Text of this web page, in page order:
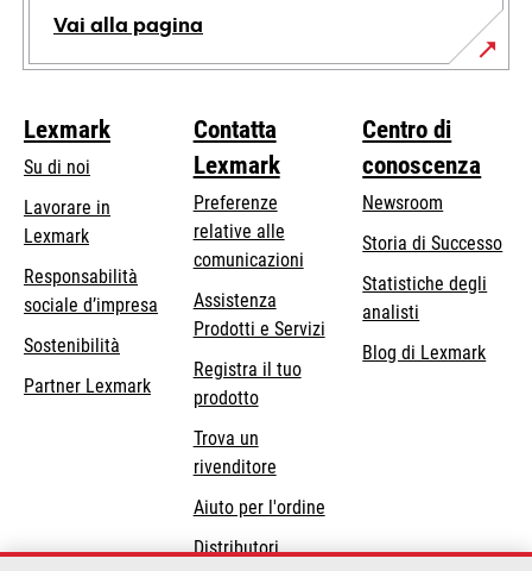
Vai alla pagina
Lexmark
Su di noi
Lavorare in
Lexmark
Responsabilità
sociale d’impresa
scheda
Sostenibilità
Partner Lexmark
Contatta
Lexmark
Preferenze
relative alle
comunicazioni
Assistenza
Prodotti e Servizi
Registra il tuo
prodotto
Trova un
rivenditore
Aiuto per l'ordine
Distributori
Centro di
conoscenza
Newsroom
Storia di Successo
Statistiche degli
analisti
Blog di Lexmark